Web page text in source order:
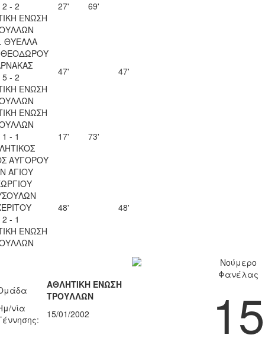
2 - 2
ΕΝΩΣΗ
27' 69'
ΘΥΕΛΛΑ
ΘΕΟΔΩΡΟΥ
5 - 2
ΕΝΩΣΗ
47' 47'
ΕΝΩΣΗ
1 - 1
ΑΥΓΟΡΟΥ
17' 73'
ΑΓΙΟΥ
2 - 1
ΕΝΩΣΗ
48' 48'
ΑΘΛΗΤΙΚΗ ΕΝΩΣΗ
ΤΡΟΥΛΛΩΝ
νία
15/01/2002
Νούμερο
Φανέλας
15